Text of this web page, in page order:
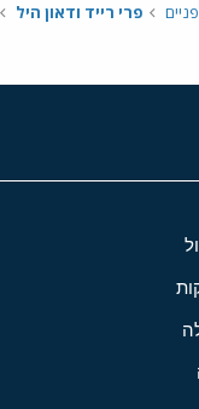
פרי רייד ודאון היל